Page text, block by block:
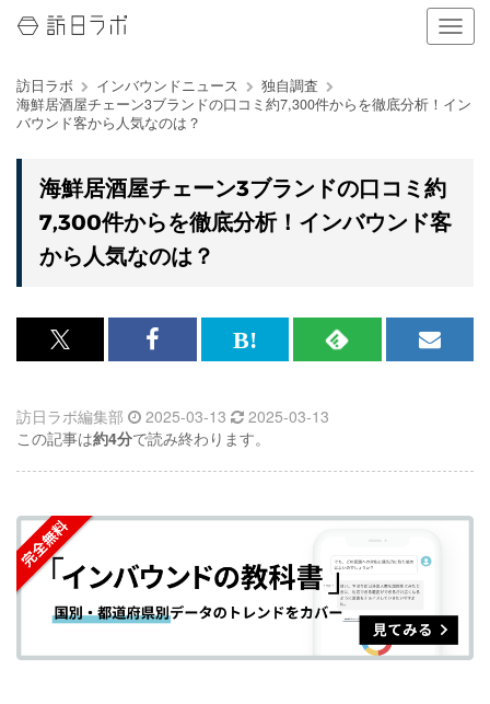
ナ
ビ
ー
シ
示
替
る
訪日ラボ インバウンドニュース
独自調査
海鮮居酒屋チェーン3ブランドの口コミ約7,300件からを徹底分析！イン
バウンド客から人気なのは？
海鮮居酒屋チェーン3ブランドの口コミ約
7,300件からを徹底分析！インバウンド客
から人気なのは？
x<br>
記
事
シ
ェ
ア
す
る
Facebook<br>
記
事
シ
ェ
ア
す
る
は
な
ブ
ク
マ
ー
ク
に
RSS
購
読
す
る
メ
録
す
訪日ラボ編集部 2025-03-13
2025-03-13
この記事は約4分で読み終わります。